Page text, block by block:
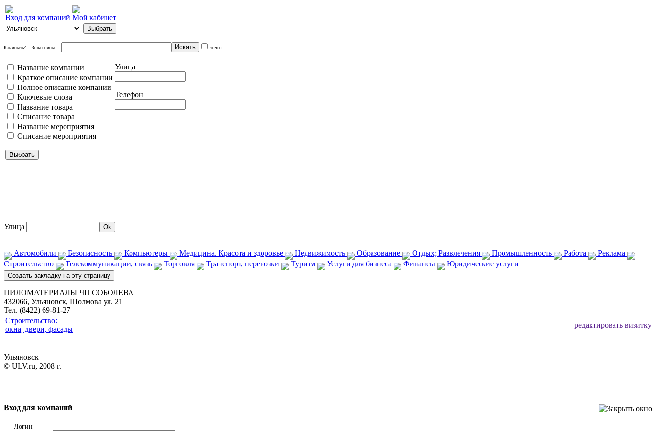
Вход для компаний Мой кабинет
Как искать? Зона поиска точно
Название компании
Краткое описание компании
Полное описание компании
Ключевые слова
Название товара
Описание товара
Название мероприятия
Описание мероприятия
Улица
Телефон
Улица
Автомобили Безопасность Компьютеры Медицина. Красота и здоровье Недвижимость Образование Отдых; Развлечения Промышленность Работа
Реклама
Строительство
Телекоммуникации, связь Торговля Транспорт, перевозки Туризм Услуги для бизнеса Финансы Юридические услуги
ПИЛОМАТЕРИАЛЫ ЧП СОБОЛЕВА
432066, Ульяновск, Шолмова ул. 21
Тел. (8422) 69-81-27
Строительство:
окна, двери, фасады
редактировать визитку
Ульяновск
© ULV.ru, 2008 г.
Вход для компаний
Логин